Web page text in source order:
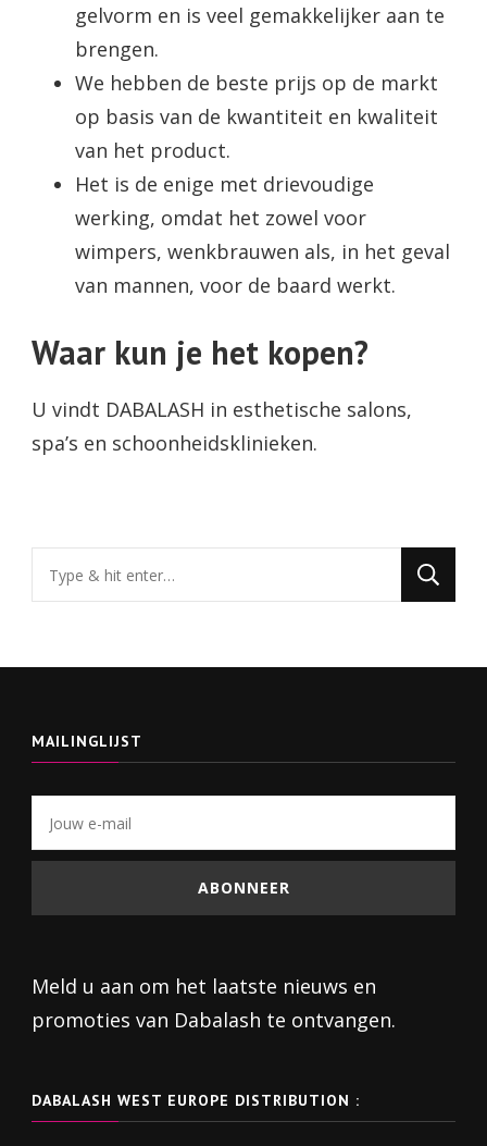
gelvorm en is veel gemakkelijker aan te
brengen.
We hebben de beste prijs op de markt
op basis van de kwantiteit en kwaliteit
van het product.
Het is de enige met drievoudige
werking, omdat het zowel voor
wimpers, wenkbrauwen als, in het geval
van mannen, voor de baard werkt.
Waar kun je het kopen?
U vindt DABALASH in esthetische salons,
spa’s en schoonheidsklinieken.
zoek
iets?
MAILINGLIJST
Meld u aan om het laatste nieuws en
promoties van Dabalash te ontvangen.
DABALASH WEST EUROPE DISTRIBUTION :